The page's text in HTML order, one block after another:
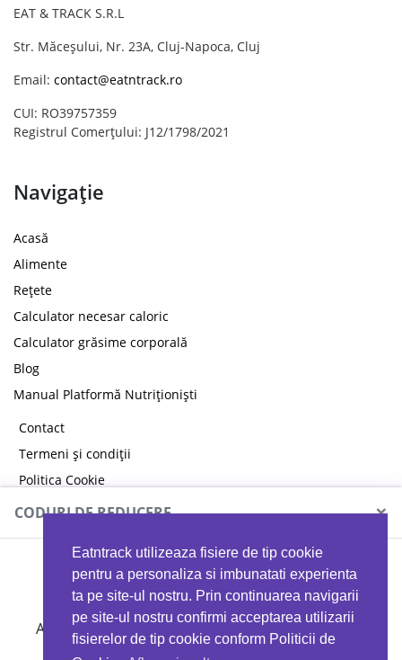
Eatntrack utilizeaza fisiere de tip cookie
pentru a personaliza si imbunatati experienta
ta pe site-ul nostru. Prin continuarea navigarii
pe site-ul nostru confirmi acceptarea utilizarii
fisierelor de tip cookie conform Politicii de
EAT & TRACK S.R.L
Str. Măceșului, Nr. 23A, Cluj-Napoca, Cluj
Email: contact@eatntrack.ro
CUI: RO39757359
Registrul Comerțului: J12/1798/2021
Navigație
Acasă
Alimente
Rețete
Calculator necesar caloric
Calculator grăsime corporală
Blog
Manual Platformă Nutriționiști
Contact
Termeni și condiții
Politica Cookie
Politica de confidențialitate
CODURI DE REDUCERE ×
MYPROTEIN
Ai 40%reducere la orice comandă folosind codul
EATTRACK